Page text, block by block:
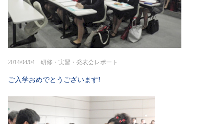
2014/04/04 研修・実習・発表会レポート
ご入学おめでとうございます!